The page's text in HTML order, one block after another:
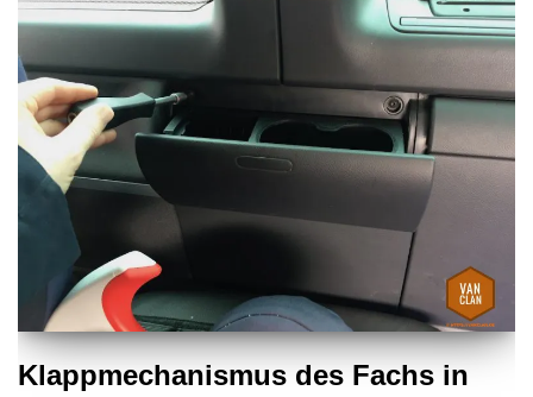
Klappmechanismus des Fachs in